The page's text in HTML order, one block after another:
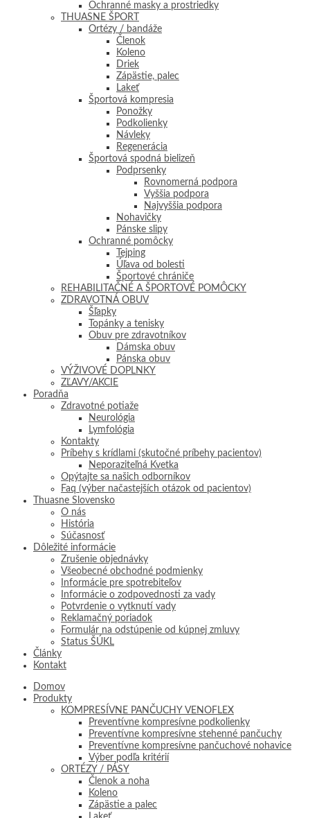
Ochranné masky a prostriedky
THUASNE ŠPORT
Ortézy / bandáže
Členok
Koleno
Driek
Zápästie, palec
Lakeť
Športová kompresia
Ponožky
Podkolienky
Návleky
Regenerácia
Športová spodná bielizeň
Podprsenky
Rovnomerná podpora
Vyššia podpora
Najvyššia podpora
Nohavičky
Pánske slipy
Ochranné pomôcky
Tejping
Úľava od bolesti
Športové chrániče
REHABILITAČNÉ A ŠPORTOVÉ POMÔCKY
ZDRAVOTNÁ OBUV
Šľapky
Topánky a tenisky
Obuv pre zdravotníkov
Dámska obuv
Pánska obuv
VÝŽIVOVÉ DOPLNKY
ZĽAVY/AKCIE
Poradňa
Zdravotné potiaže
Neurológia
Lymfológia
Kontakty
Príbehy s krídlami (skutočné príbehy pacientov)
Neporaziteľná Kvetka
Opýtajte sa našich odborníkov
Faq (výber načastejších otázok od pacientov)
Thuasne Slovensko
O nás
História
Súčasnosť
Dôležité informácie
Zrušenie objednávky
Všeobecné obchodné podmienky
Informácie pre spotrebiteľov
Informácie o zodpovednosti za vady
Potvrdenie o vytknutí vady
Reklamačný poriadok
Formulár na odstúpenie od kúpnej zmluvy
Status ŠÚKL
Články
Kontakt
Domov
Produkty
KOMPRESÍVNE PANČUCHY VENOFLEX
Preventívne kompresívne podkolienky
Preventívne kompresívne stehenné pančuchy
Preventívne kompresívne pančuchové nohavice
Výber podľa kritérií
ORTÉZY / PÁSY
Členok a noha
Koleno
Zápästie a palec